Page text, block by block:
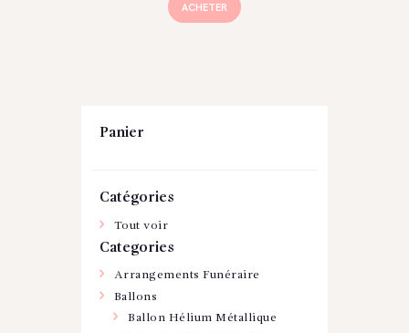
ACHETER
Panier
Catégories
Tout voir
Categories
Arrangements Funéraire
Ballons
Ballon Hélium Métallique